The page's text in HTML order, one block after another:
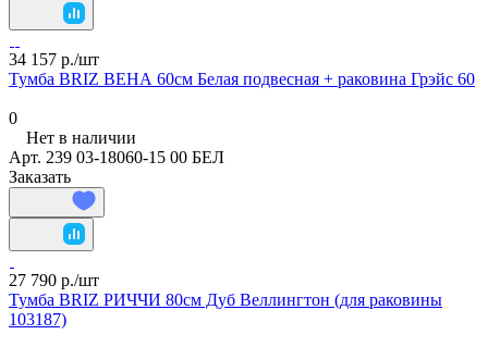
34 157 р./шт
Тумба BRIZ ВЕНА 60см Белая подвесная + раковина Грэйс 60
0
Нет в наличии
Арт. 239 03-18060-15 00 БЕЛ
Заказать
27 790 р./шт
Тумба BRIZ РИЧЧИ 80см Дуб Веллингтон (для раковины
103187)